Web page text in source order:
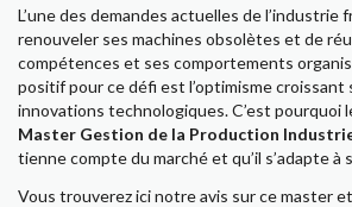
L’une des demandes actuelles de l’industrie
renouveler ses machines obsolètes et de
compétences et ses comportements
positif pour ce défi est l’optimisme croissant
innovations technologiques. C’est pourquoi
Master Gestion de la Production
tienne compte du marché et qu’il s’adapte à
Vous trouverez ici notre avis sur ce master